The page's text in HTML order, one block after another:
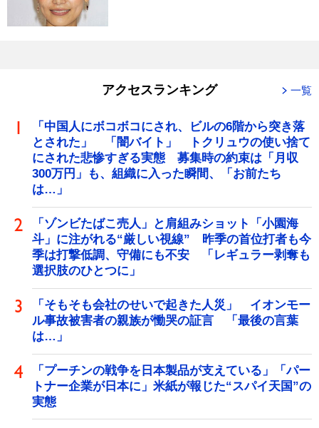
アクセスランキング 一覧
「中国人にボコボコにされ、ビルの6階から突き落
とされた」 「闇バイト」 トクリュウの使い捨て
にされた悲惨すぎる実態 募集時の約束は「月収
300万円」も、組織に入った瞬間、「お前たち
は…」
「ゾンビたばこ売人」と肩組みショット「小園海
斗」に注がれる“厳しい視線” 昨季の首位打者も今
季は打撃低調、守備にも不安 「レギュラー剥奪も
選択肢のひとつに」
「そもそも会社のせいで起きた人災」 イオンモー
ル事故被害者の親族が慟哭の証言 「最後の言葉
は…」
「プーチンの戦争を日本製品が支えている」「パー
トナー企業が日本に」米紙が報じた“スパイ天国”の
実態